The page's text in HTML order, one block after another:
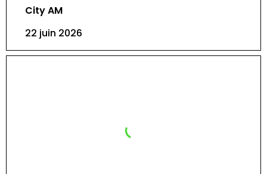
City AM
22 juin 2026